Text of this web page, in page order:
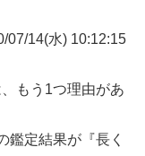
07/14(水) 10:12:15
もう1つ理由があ
鑑定結果が『長く